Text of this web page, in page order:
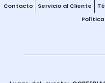
Contacto Servicio al Cliente